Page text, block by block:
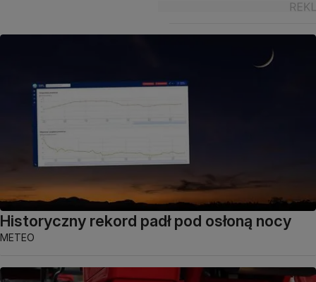
Historyczny rekord padł pod osłoną nocy
METEO